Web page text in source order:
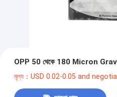
OPP 50 থেকে 180 Micron
মূল্য：USD 0.02-0.05 and